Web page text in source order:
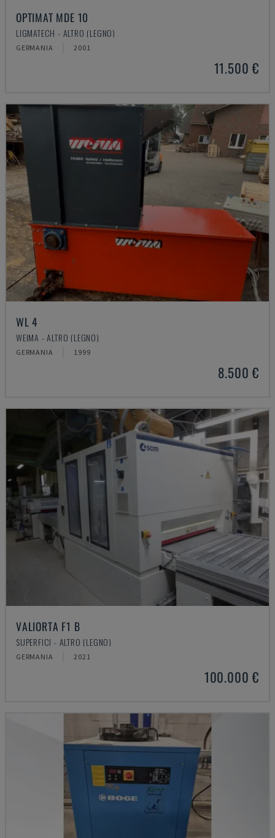
OPTIMAT MDE 10
LIGMATECH - ALTRO (LEGNO)
GERMANIA 2001
11.500 €
WL 4
WEIMA - ALTRO (LEGNO)
GERMANIA 1999
8.500 €
VALIORTA F1 B
SUPERFICI - ALTRO (LEGNO)
GERMANIA 2021
100.000 €